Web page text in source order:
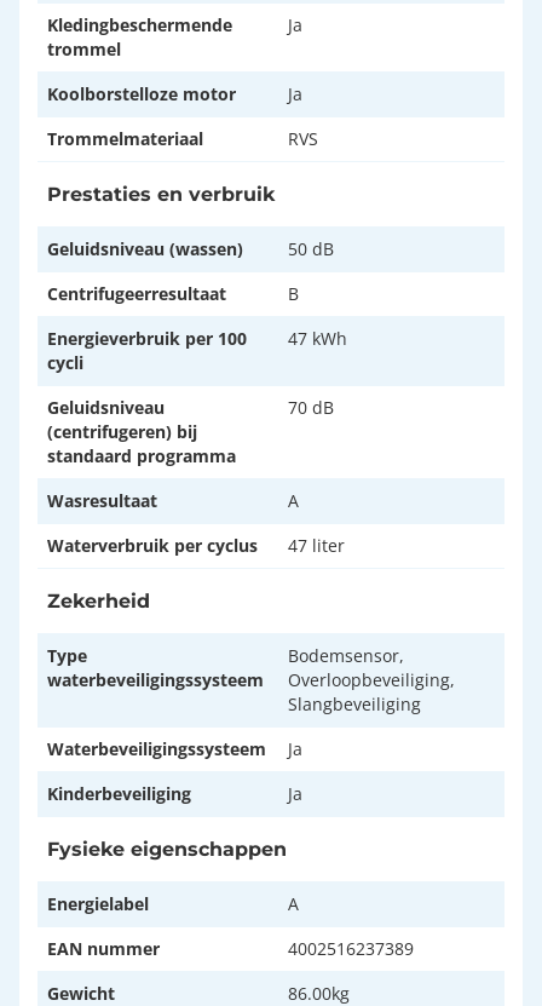
Kledingbeschermende
trommel
Ja
Koolborstelloze motor
Ja
Trommelmateriaal
RVS
Prestaties en verbruik
Geluidsniveau (wassen)
50 dB
Centrifugeerresultaat
B
Energieverbruik per 100
cycli
47 kWh
Geluidsniveau
(centrifugeren) bij
standaard programma
70 dB
Wasresultaat
A
Waterverbruik per cyclus
47 liter
Zekerheid
Type
waterbeveiligingssysteem
Bodemsensor,
Overloopbeveiliging,
Slangbeveiliging
Waterbeveiligingssysteem
Ja
Kinderbeveiliging
Ja
Fysieke eigenschappen
Energielabel
A
EAN nummer
4002516237389
Gewicht
86.00kg